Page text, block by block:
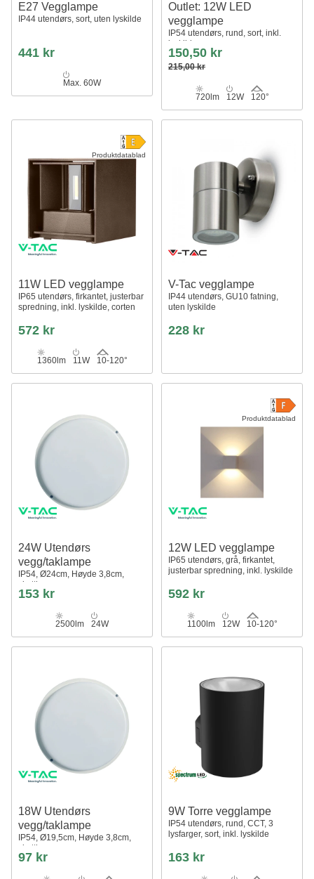
E27 Vegglampe
IP44 utendørs, sort, uten lyskilde
441 kr
Max. 60W
Outlet: 12W LED
vegglampe
IP54 utendørs, rund, sort, inkl.
lyskilde
150,50 kr
215,00 kr
720lm 12W 120°
Produktdatablad
11W LED vegglampe
IP65 utendørs, firkantet, justerbar
spredning, inkl. lyskilde, corten
572 kr
1360lm 11W 10-120°
V-Tac vegglampe
IP44 utendørs, GU10 fatning,
uten lyskilde
228 kr
24W Utendørs
vegg/taklampe
IP54, Ø24cm, Høyde 3,8cm,
skottlampe
153 kr
2500lm 24W
Produktdatablad
12W LED vegglampe
IP65 utendørs, grå, firkantet,
justerbar spredning, inkl. lyskilde
592 kr
1100lm 12W 10-120°
18W Utendørs
vegg/taklampe
IP54, Ø19,5cm, Høyde 3,8cm,
skottlampe
97 kr
9W Torre vegglampe
IP54 utendørs, rund, CCT, 3
lysfarger, sort, inkl. lyskilde
163 kr